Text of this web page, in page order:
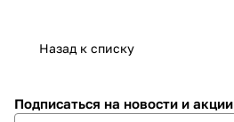
Назад к списку
Подписаться на новости и акции